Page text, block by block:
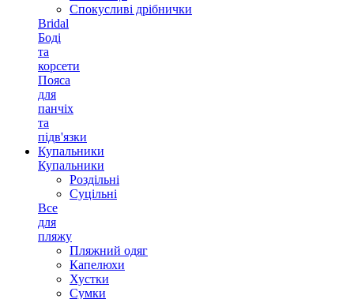
Спокусливі дрібнички
Bridal
Боді
та
корсети
Пояса
для
панчіх
та
підв'язки
Купальники
Купальники
Роздільні
Суцільні
Все
для
пляжу
Пляжний одяг
Капелюхи
Хустки
Сумки